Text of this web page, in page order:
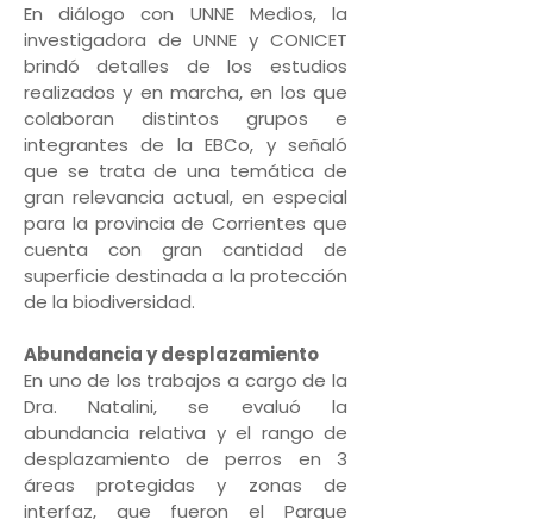
En diálogo con UNNE Medios, la
investigadora de UNNE y CONICET
brindó detalles de los estudios
realizados y en marcha, en los que
colaboran distintos grupos e
integrantes de la EBCo, y señaló
que se trata de una temática de
gran relevancia actual, en especial
para la provincia de Corrientes que
cuenta con gran cantidad de
superficie destinada a la protección
de la biodiversidad.
Abundancia y desplazamiento
En uno de los trabajos a cargo de la
Dra. Natalini, se evaluó la
abundancia relativa y el rango de
desplazamiento de perros en 3
áreas protegidas y zonas de
interfaz, que fueron el Parque